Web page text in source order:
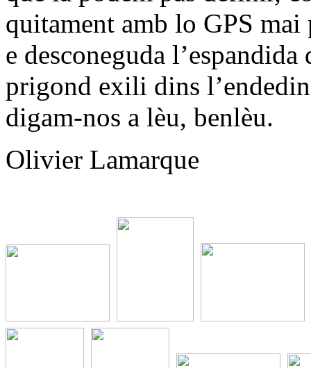
quitament amb lo GPS mai
e desconeguda
prigond exili dins
digam-nos a lèu, benlèu.
Olivier Lamarque